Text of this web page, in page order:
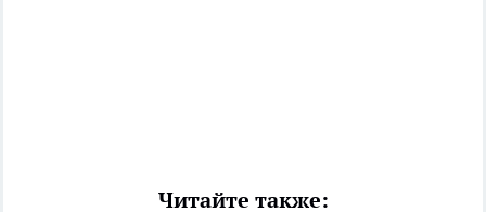
Читайте также: